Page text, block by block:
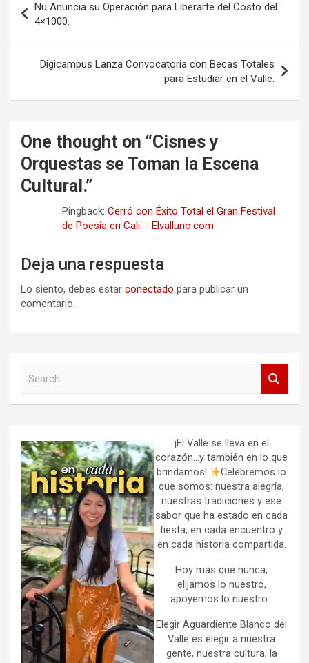
de
entradas
Nu Anuncia su Operación para Liberarte del Costo del
4×1000.
Digicampus Lanza Convocatoria con Becas Totales
para Estudiar en el Valle.
One thought on “Cisnes y
Orquestas se Toman la Escena
Cultural.”
Pingback: Cerró con Éxito Total el Gran Festival
de Poesía en Cali. - Elvalluno.com
Deja una respuesta
Lo siento, debes estar conectado para publicar un
comentario.
h
¡El Valle se lleva en el
corazón…y también en lo que
brindamos!
Celebremos lo
que somos: nuestra alegría,
nuestras tradiciones y ese
sabor que ha estado en cada
fiesta, en cada encuentro y
en cada historia compartida.
Hoy más que nunca,
elijamos lo nuestro,
apoyemos lo nuestro.
Elegir Aguardiente Blanco del
Valle es elegir a nuestra
gente, nuestra cultura, la